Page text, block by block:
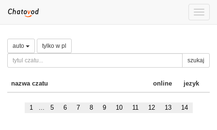
Toggle
auto tylko w pl
szukaj
nazwa czatu online jezyk
1 ... 5 6 7 8 9 10 11 12 13 14